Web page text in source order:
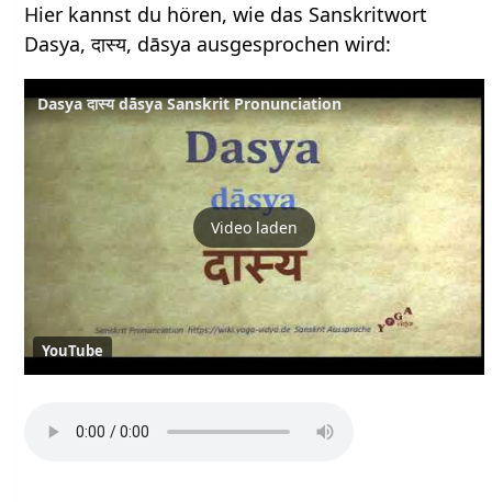
Hier kannst du hören, wie das Sanskritwort
Dasya, दास्य, dāsya ausgesprochen wird:
Dasya दास्य dāsya Sanskrit Pronunciation
Video laden
YouTube